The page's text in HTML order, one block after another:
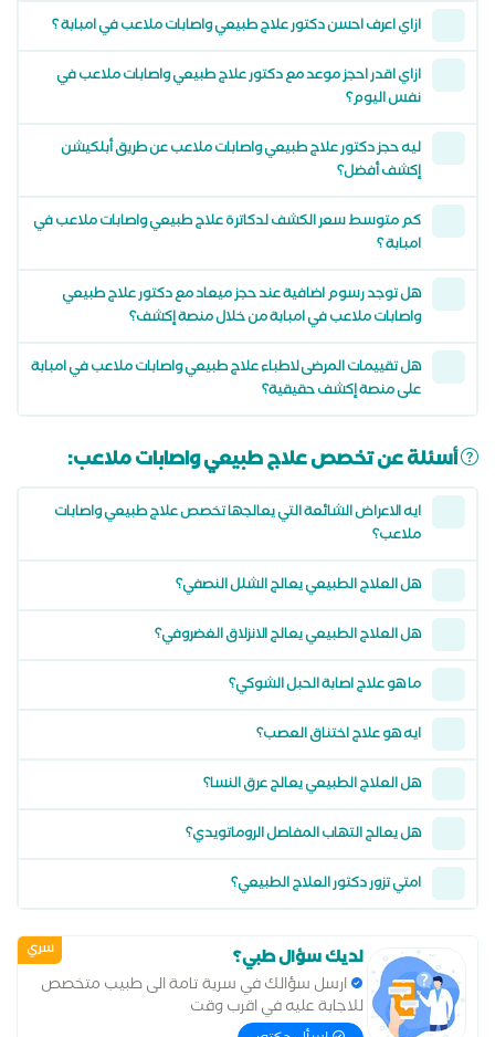
ازاي اعرف احسن دكتور علاج طبيعي واصابات ملاعب في امبابة ؟
ازاي اقدر احجز موعد مع دكتور علاج طبيعي واصابات ملاعب في
نفس اليوم؟
ليه حجز دكتور علاج طبيعي واصابات ملاعب عن طريق أبلكيشن
إكشف أفضل؟
كم متوسط سعر الكشف لدكاترة علاج طبيعي واصابات ملاعب في
امبابة ؟
هل توجد رسوم اضافية عند حجز ميعاد مع دكتور علاج طبيعي
واصابات ملاعب في امبابة من خلال منصة إكشف؟
هل تقييمات المرضى لاطباء علاج طبيعي واصابات ملاعب في امبابة
على منصة إكشف حقيقية؟
أسئلة عن تخصص علاج طبيعي واصابات ملاعب:
ايه الاعراض الشائعة التي يعالجها تخصص علاج طبيعي واصابات
ملاعب؟
هل العلاج الطبيعي يعالج الشلل النصفي؟
هل العلاج الطبيعي يعالج الانزلاق الغضروفي؟
ما هو علاج اصابة الحبل الشوكي؟
ايه هو علاج اختناق العصب؟
هل العلاج الطبيعي يعالج عرق النسا؟
هل يعالج التهاب المفاصل الروماتويدي؟
امتي تزور دكتور العلاج الطبيعي؟
سري لديك سؤال طبي؟
ارسل سؤالك في سرية تامة الى طبيب متخصص
للاجابة عليه في اقرب وقت